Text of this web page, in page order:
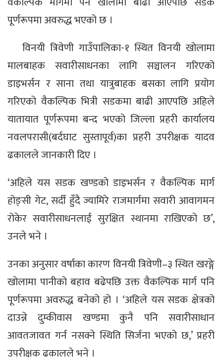
पूर्णरूपमा अवरुद्ध भएको छ ।
विनयी त्रिवेणी गाउँपालिका-१ स्थित विनयी खोलामा
मालबाहक सवारीसाधनका लागि सञ्चालन गरिएको
डाइभर्सन र साना तथा यात्रुबाहक बसका लागि प्रयोग
गरिएको वैकल्पिक भित्री सडकमा बाढी आएपछि अहिले
यातायात पूर्णरूपमा बन्द भएको जिल्ला प्रहरी कार्यालय
नवलपरासी(बर्दघाट सुस्तापूर्व)का प्रहरी उपरीक्षक यादव
ढकालले जानकारी दिए ।
‘अहिले यस सडक खण्डको डाइभर्सन र वैकल्पिक मार्ग
होङ्सी गेट, सर्दी हुँदै ज्यामिरे राजमार्गमा सवारी आवागमन
रोकेर सवारीसाधनलाई सुरक्षित स्थानमा राखिएको छ’,
उनले भने ।
उनका अनुसार वर्षाका कारण विनयी त्रिवेणी–३ स्थित खरङ्गे
खोलामा पानीको बहाव बढेपछि उक्त वैकल्पिक मार्ग पनि
पूर्णरूपमा अवरुद्ध बनेको हो । ‘अहिले यस सडक क्षेत्रको
दाउन्ने दुम्कीवास खण्डमा कुनै पनि सवारीसाधान
आवतजावत गर्न नसक्ने स्थिति सिर्जना भएको छ,’ प्रहरी
उपरीक्षक ढकालले भने ।